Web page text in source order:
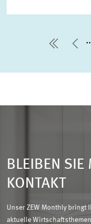
erste
BLEIBEN SIE
KONTAKT
Unser ZEW Monthly bringt
aktuelle